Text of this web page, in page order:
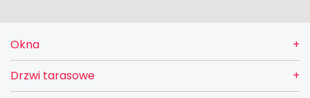
Okna
Drzwi tarasowe